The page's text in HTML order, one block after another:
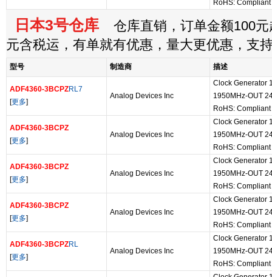
RoHS: Compliant
日本3号仓库 仓库直销，订单金额100元
元含税运，有单就有优惠，量大更优惠，支
型号 制造商 描述
ADF4360-3BCPZRL7
[更多]
Analog Devices Inc
Clock Generator
1950MHz-OUT
RoHS: Compliant
ADF4360-3BCPZ
[更多]
Analog Devices Inc
Clock Generator
1950MHz-OUT
RoHS: Compliant
ADF4360-3BCPZ
[更多]
Analog Devices Inc
Clock Generator
1950MHz-OUT
RoHS: Compliant
ADF4360-3BCPZ
[更多]
Analog Devices Inc
Clock Generator
1950MHz-OUT
RoHS: Compliant
ADF4360-3BCPZRL
[更多]
Analog Devices Inc
Clock Generator
1950MHz-OUT
RoHS: Compliant